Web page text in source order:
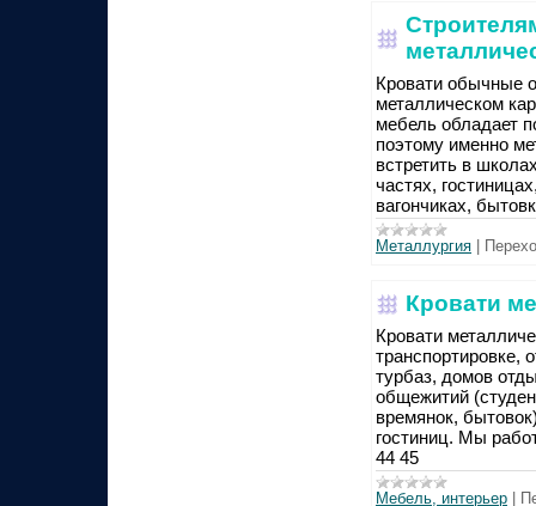
Кровати обычные
металлическом
мебель обладает
поэтому именно
встретить в
частях,
вагончиках,
Металлургия
Кровати
Кровати
транспортировке,
турбаз, домов
общежитий
времянок,
гостиниц. Мы
44 45
Мебель, интерьер